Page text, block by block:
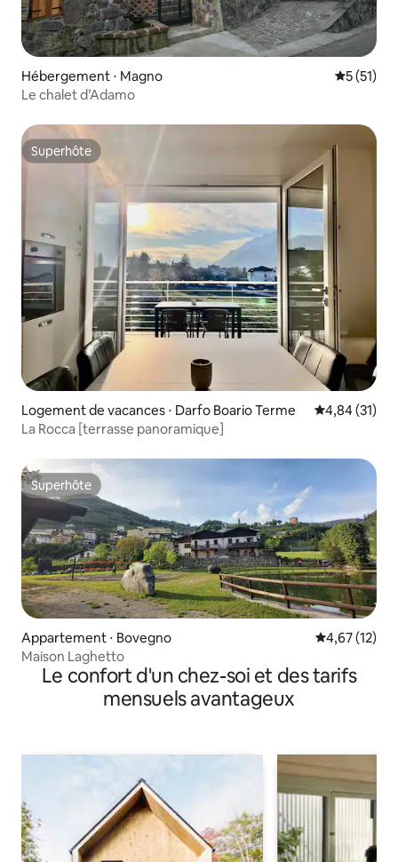
Hébergement ⋅ Magno
5 (51)
Le chalet d’Adamo
Superhôte
Superhôte
Logement de vacances ⋅ Darfo Boario Terme Évaluation
4,84 (31)
La Rocca [terrasse panoramique]
Superhôte
Superhôte
Appartement ⋅ Bovegno Évaluation
4,67 (12)
Maison Laghetto
Le confort d'un chez-soi et des tarifs
mensuels avantageux